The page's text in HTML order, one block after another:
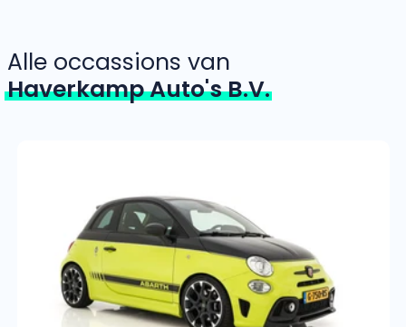
Alle occassions van
Haverkamp Auto's B.V.